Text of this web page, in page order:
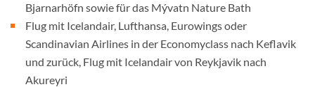
Bjarnarhöfn sowie für das Mývatn Nature Bath
Flug mit Icelandair, Lufthansa, Eurowings oder
Scandinavian Airlines in der Economyclass nach Keflavik
und zurück, Flug mit Icelandair von Reykjavik nach
Akureyri